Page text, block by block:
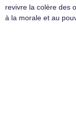
revivre la colère des
à la morale et au